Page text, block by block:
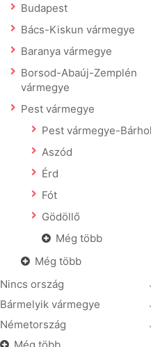
Budapest
Bács-Kiskun vármegye
Baranya vármegye
Borsod-Abaúj-Zemplén
vármegye
Pest vármegye
Pest vármegye-Bárhol
Aszód
Érd
Fót
Gödöllő
Még több
Még több
Nincs ország
Bármelyik vármegye
Németország
Még több